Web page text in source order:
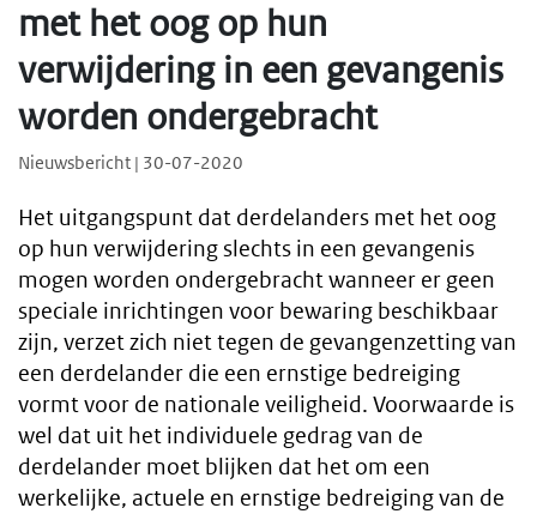
met het oog op hun
verwijdering in een gevangenis
worden ondergebracht
Nieuwsbericht | 30-07-2020
Het uitgangspunt dat derdelanders met het oog
op hun verwijdering slechts in een gevangenis
mogen worden ondergebracht wanneer er geen
speciale inrichtingen voor bewaring beschikbaar
zijn, verzet zich niet tegen de gevangenzetting van
een derdelander die een ernstige bedreiging
vormt voor de nationale veiligheid. Voorwaarde is
wel dat uit het individuele gedrag van de
derdelander moet blijken dat het om een
werkelijke, actuele en ernstige bedreiging van de